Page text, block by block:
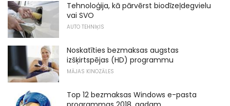
Tehnoloģija, kā pārvērst biodīzeļdegvielu
vai SVO
AUTO TEHNIĶIS
Noskatīties bezmaksas augstas
izšķirtspējas (HD) programmu
MĀJAS KINOZĀLES
Top 12 bezmaksas Windows e-pasta